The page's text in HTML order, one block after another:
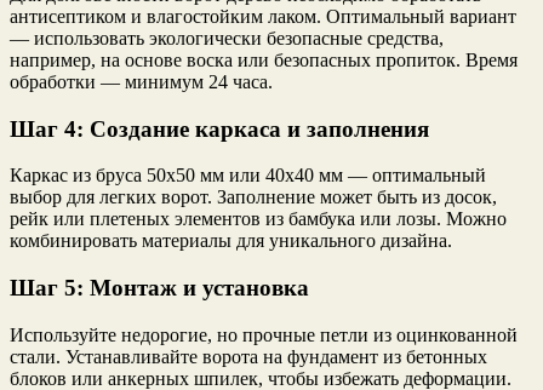
антисептиком и влагостойким лаком. Оптимальный вариант
— использовать экологически безопасные средства,
например, на основе воска или безопасных пропиток. Время
обработки — минимум 24 часа.
Шаг 4: Создание каркаса и заполнения
Каркас из бруса 50х50 мм или 40х40 мм — оптимальный
выбор для легких ворот. Заполнение может быть из досок,
рейк или плетеных элементов из бамбука или лозы. Можно
комбинировать материалы для уникального дизайна.
Шаг 5: Монтаж и установка
Используйте недорогие, но прочные петли из оцинкованной
стали. Устанавливайте ворота на фундамент из бетонных
блоков или анкерных шпилек, чтобы избежать деформации.